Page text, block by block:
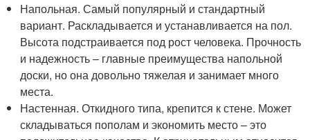
Напольная. Самый популярный и стандартный
вариант. Раскладывается и устанавливается на пол.
Высота подстраивается под рост человека. Прочность
и надежность – главные преимущества напольной
доски, но она довольно тяжелая и занимает много
места.
Настенная. Откидного типа, крепится к стене. Может
складываться пополам и экономить место – это